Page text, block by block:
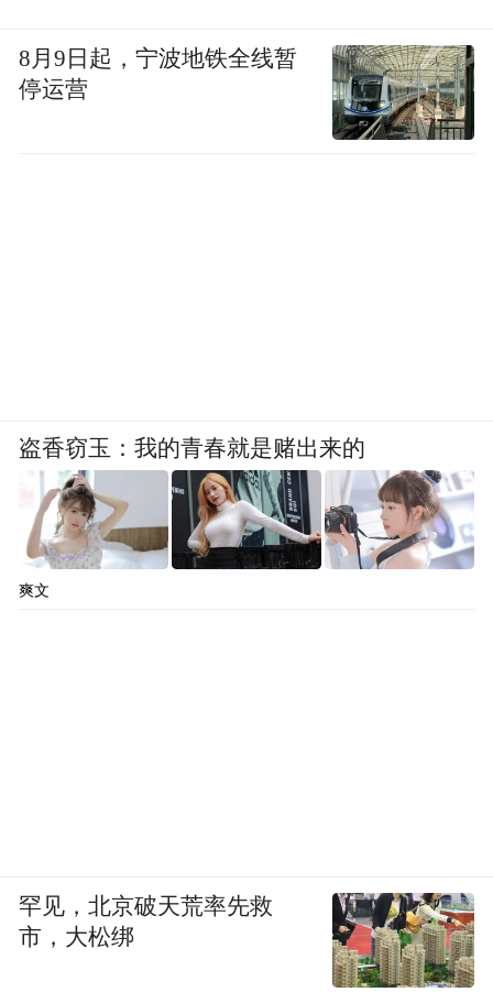
8月9日起，宁波地铁全线暂
停运营
盗香窃玉：我的青春就是赌出来的
爽文
罕见，北京破天荒率先救
市，大松绑